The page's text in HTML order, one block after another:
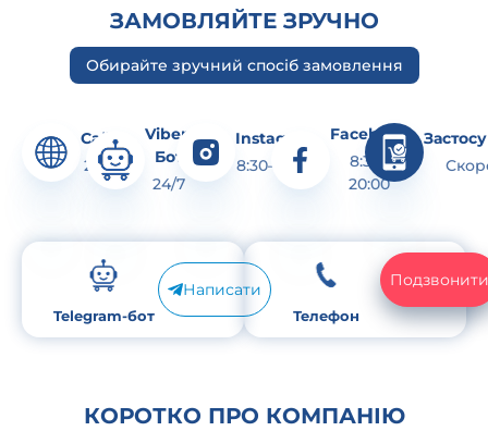
ЗАМОВЛЯЙТЕ ЗРУЧНО
Обирайте зручний спосіб замовлення
Сайт
24/7
Viber-
Бот
24/7
Instagram
8:30–20:00
Facebook
8:30–
20:00
Telegram-бот
Написати
Телефон
Подзвонити
КОРОТКО ПРО КОМПАНІЮ